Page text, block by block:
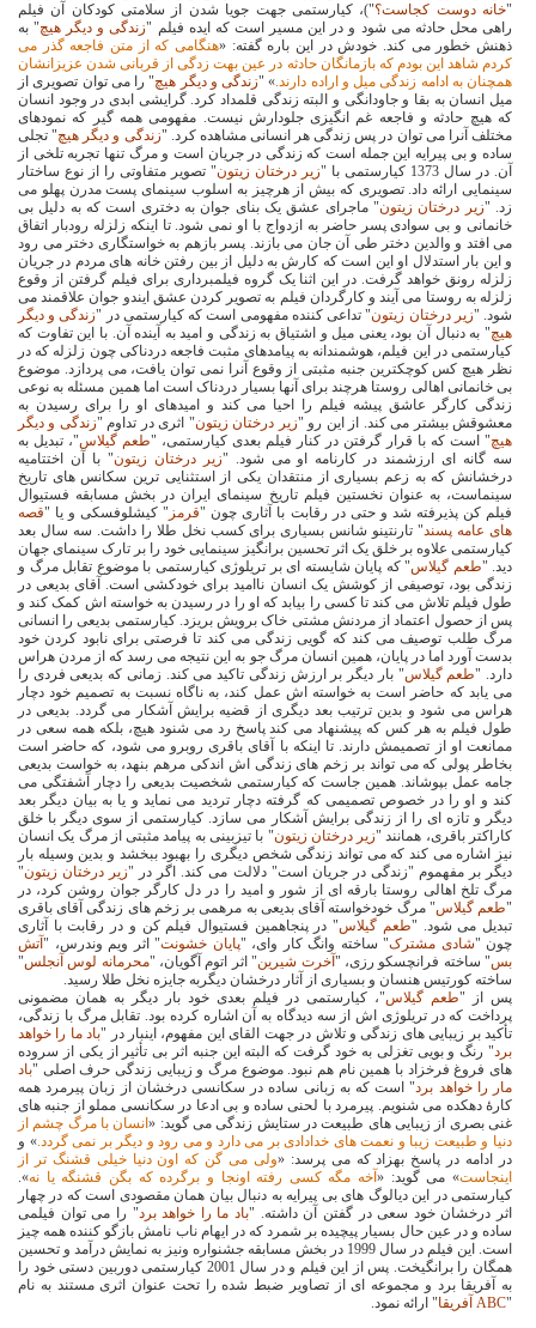
"خانه دوست کجاست؟")، کیارستمی جهت جویا شدن از سلامتی کودکان آن فیلم
راهی محل حادثه می شود و در این مسیر است که ایده فیلم "زندگی و دیگر هیچ" به
ذهنش خطور می کند. خودش در این باره گفته: «هنگامی که از متن فاجعه گذر می
کردم شاهد این بودم که بازمانگان حادثه در عین بهت زدگی از قربانی شدن عزیزانشان
همچنان به ادامه زندگی میل و اراده دارند.» "زندگی و دیگر هیچ" را می توان تصویری از
میل انسان به بقا و جاودانگی و البته زندگی قلمداد کرد. گرایشی ابدی در وجود انسان
که هیچ حادثه و فاجعه غم انگیزی جلودارش نیست. مفهومی همه گیر که نمودهای
مختلف آنرا می توان در پس زندگی هر انسانی مشاهده کرد. "زندگی و دیگر هیچ" تجلی
ساده و بی پیرایه این جمله است که زندگی در جریان است و مرگ تنها تجربه تلخی از
آن. در سال 1373 کیارستمی با "
زیر درختان زیتون" تصویر متفاوتی را از نوع ساختار
سینمایی ارائه داد. تصویری که بیش از هرچیز به اسلوب سینمای پست مدرن پهلو می
زد. "زیر درختان زیتون" ماجرای عشق یک بنای جوان به دختری است که به دلیل بی
خانمانی و بی سوادی پسر حاضر به ازدواج با او نمی شود. تا اینکه زلزله رودبار اتفاق
می افتد و والدین دختر طی آن جان می بازند. پسر بازهم به خواستگاری دختر می رود
و این بار استدلال او این است که کارش به دلیل از بین رفتن خانه های مردم در جریان
زلزله رونق خواهد گرفت. در این اثنا یک گروه فیلمبرداری برای فیلم گرفتن از وقوع
زلزله به روستا می آیند و کارگردان فیلم به تصویر کردن عشق ایندو جوان علاقمند می
شود. "زیر درختان زیتون" تداعی کننده مفهومی است که کیارستمی در "زندگی و دیگر
هیچ" به دنبال آن بود، یعنی میل و اشتیاق به زندگی و امید به آینده آن. با این تفاوت که
کیارستمی در این فیلم، هوشمندانه به پیامدهای مثبت فاجعه دردناکی چون زلزله که در
نظر هیچ کس کوچکترین جنبه مثبتی از وقوع آنرا نمی توان یافت، می پردازد. موضوع
بی خانمانی اهالی روستا هرچند برای آنها بسیار دردناک است اما همین مسئله به نوعی
زندگی کارگر عاشق پیشه فیلم را احیا می کند و امیدهای او را برای رسیدن به
معشوقش بیشتر می کند. از این رو "زیر درختان زیتون" اثری در تداوم "زندگی و دیگر
هیچ" است که با قرار گرفتن در کنار فیلم بعدی کیارستمی، "طعم گیلاس"، تبدیل به
سه گانه ای ارزشمند در کارنامه او می شود. "زیر درختان زیتون" با آن اختتامیه
درخشانش که به زعم بسیاری از منتقدان یکی از استثنایی ترین سکانس های تاریخ
سینماست، به عنوان نخستین فیلم تاریخ سینمای ایران در بخش مسابقه فستیوال
فیلم کن پذیرفته شد و حتی در رقابت با آثاری چون "قرمز " کیشلوفسکی و یا "قصه
های عامه پسند" تارنتینو شانس بسیاری برای کسب نخل طلا را داشت. سه سال بعد
کیارستمی علاوه بر خلق یک اثر تحسین برانگیز سینمایی خود را بر تارک سینمای جهان
دید. "طعم گیلاس" که پایان شایسته ای بر تریلوژی کیارستمی با موضوع تقابل مرگ و
زندگی بود، توصیفی از کوشش یک انسان ناامید برای خودکشی است. آقای بدیعی در
طول فیلم تلاش می کند تا کسی را بیابد که او را در رسیدن به خواسته اش کمک کند و
پس از حصول اعتماد از مردنش مشتی خاک برویش بریزد. کیارستمی بدیعی را انسانی
مرگ طلب توصیف می کند که گویی زندگی می کند تا فرصتی برای نابود کردن خود
بدست آورد اما در پایان، همین انسان مرگ جو به این نتیجه می رسد که از مردن هراس
دارد. "طعم گیلاس" بار دیگر بر ارزش زندگی تاکید می کند. زمانی که بدیعی فردی را
می یابد که حاضر است به خواسته اش عمل کند، به ناگاه نسبت به تصمیم خود دچار
هراس می شود و بدین ترتیب بعد دیگری از قضیه برایش آشکار می گردد. بدیعی در
طول فیلم به هر کس که پیشنهاد می کند پاسخ رد می شنود هیچ، بلکه همه سعی در
ممانعت او از تصمیمش دارند. تا اینکه با آقای باقری روبرو می شود، که حاضر است
بخاطر پولی که می تواند بر زخم های زندگی اش اندکی مرهم بنهد، به خواست بدیعی
جامه عمل بپوشاند. همین جاست که کیارستمی شخصیت بدیعی را دچار آشفتگی می
کند و او را در خصوص تصمیمی که گرفته دچار تردید می نماید و یا به بیان دیگر بعد
دیگر و تازه ای را از زندگی برایش آشکار می سازد. کیارستمی از سوی دیگر با خلق
کاراکتر باقری، همانند "زیر درختان زیتون" با تیزبینی به پیامد مثبتی از مرگ یک انسان
نیز اشاره می کند که می تواند زندگی شخص دیگری را بهبود ببخشد و بدین وسیله بار
دیگر بر مفهموم "زندگی در جریان است" دلالت می کند. اگر در "زیر درختان زیتون"
مرگ تلخ اهالی روستا بارقه ای از شور و امید را در دل کارگر جوان روشن کرد، در
"طعم گیلاس" مرگ خودخواسته آقای بدیعی به مرهمی بر زخم های زندگی آقای باقری
تبدیل می شود. "طعم گیلاس" در پنجاهمین فستیوال فیلم کن و در رقابت با آثاری
چون "شادی مشترک" ساخته وانگ کار وای، "پایان خشونت" اثر ویم وندرس، " آتش
بس" ساخته فرانچسکو رزی، " آخرت شیرین" اثر اتوم آگویان، "محرمانه لوس آنجلس"
ساخته کورتیس هنسان و بسیاری از آثار درخشان دیگربه جایزه نخل طلا رسید.
پس از "طعم گیلاس"، کیارستمی در فیلم بعدی خود بار دیگر به همان مضمونی
پرداخت که در تریلوژی اش از سه دیدگاه به آن اشاره کرده بود. تقابل مرگ با زندگی،
تأکید بر زیبایی های زندگی و تلاش در جهت القای این مفهوم، اینبار در "باد ما را خواهد
برد" رنگ و بویی تغزلی به خود گرفت که البته این جنبه اثر بی تأثیر از یکی از سروده
های فروغ فرخزاد با همین نام هم نبود. موضوع مرگ و زیبایی زندگی حرف اصلی "باد
مار را خواهد برد" است که به زبانی ساده در سکانسی درخشان از زبان پیرمرد همه
کارۀ دهکده می شنویم. پیرمرد با لحنی ساده و بی ادعا در سکانسی مملو از جنبه های
غنی بصری از زیبایی های طبیعت در ستایش زندگی می گوید: «انسان با مرگ چشم از
دنیا و طبیعت زیبا و نعمت های خدادادی بر می دارد و می رود و دیگر بر نمی گردد.» و
در ادامه در پاسخ بهزاد که می پرسد: «ولی می گن که اون دنیا خیلی قشنگ تر از
اینجاست» می گوید: «آخه مگه کسی رفته اونجا و برگرده که بگن قشنگه یا نه».
کیارستمی در این دیالوگ های بی پیرایه به دنبال بیان همان مقصودی است که در چهار
اثر درخشان خود سعی در گفتن آن داشته. "باد ما را خواهد برد" را می توان فیلمی
ساده و در عین حال بسیار پیچیده بر شمرد که در ایهام ناب نامش بازگو کننده همه چیز
است. این فیلم در سال 1999 در بخش مسابقه جشنواره ونیز به نمایش درآمد و تحسین
همگان را برانگیخت. پس از این فیلم و در سال 2001 کیارستمی دوربین دستی خود را
به آفریقا برد و مجموعه ای از تصاویر ضبط شده را تحت عنوان اثری مستند به نام
"
ABC آفریقا" ارائه نمود.